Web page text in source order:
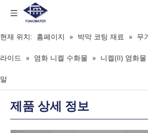
현재 위치: 홈페이지 » 박막 코팅 재료 » 무
라이드 » 염화 니켈 수화물 » 니켈(II) 염화
말
제품 상세 정보